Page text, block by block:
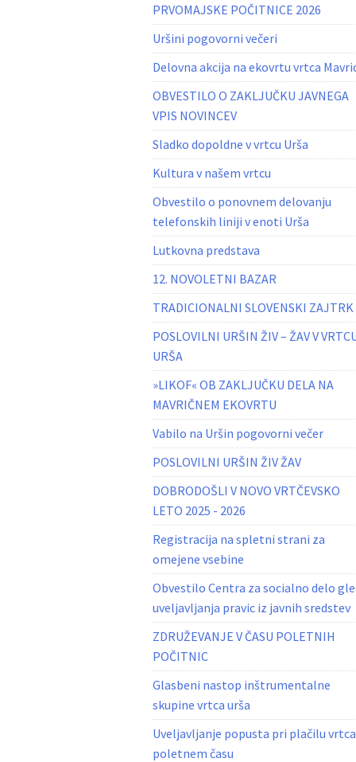
PRVOMAJSKE POČITNICE 2026
Uršini pogovorni večeri
Delovna akcija na ekovrtu vrtca
OBVESTILO O ZAKLJUČKU JAVNEGA
VPIS NOVINCEV
Sladko dopoldne v vrtcu Urša
Kultura v našem vrtcu
Obvestilo o ponovnem delovanju
telefonskih liniji v enoti Urša
Lutkovna predstava
12. NOVOLETNI BAZAR
TRADICIONALNI SLOVENSKI ZAJTRK
POSLOVILNI URŠIN ŽIV – ŽAV V
URŠA
»LIKOF« OB ZAKLJUČKU DELA NA
MAVRIČNEM EKOVRTU
Vabilo na Uršin pogovorni večer
POSLOVILNI URŠIN ŽIV ŽAV
DOBRODOŠLI V NOVO VRTČEVSKO
LETO 2025 - 2026
Registracija na spletni strani za
omejene vsebine
Obvestilo Centra za socialno delo
uveljavljanja pravic iz javnih sredstev
ZDRUŽEVANJE V ČASU POLETNIH
POČITNIC
Glasbeni nastop inštrumentalne
skupine vrtca urša
Uveljavljanje popusta pri plačilu
poletnem času